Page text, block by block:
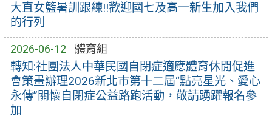
大直女籃暑訓跟練!!歡迎國七及高一新生加入我們
的行列
2026-06-12 體育組
轉知:社團法人中華民國自閉症適應體育休閒促進
會策畫辦理2026新北市第十二屆“點亮星光、愛心
永傳”關懷自閉症公益路跑活動，敬請踴躍報名參
加